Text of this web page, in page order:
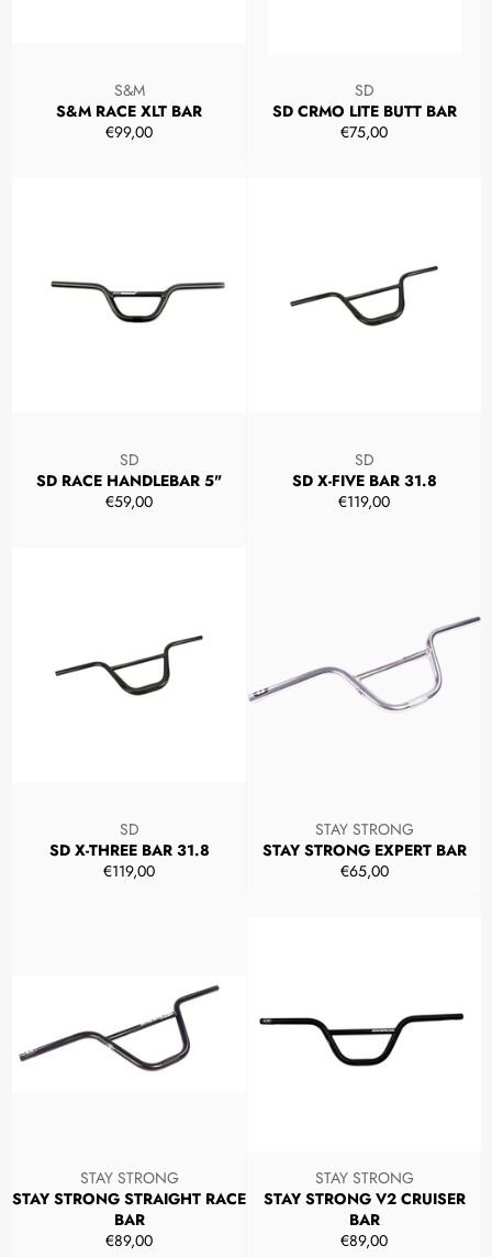
S&M
S&M RACE XLT BAR
Prezzo
€99,00
SD
SD CRMO LITE BUTT BAR
Prezzo
€75,00
SD
SD RACE HANDLEBAR 5"
Prezzo
€59,00
SD
SD X-FIVE BAR 31.8
Prezzo
€119,00
SD
SD X-THREE BAR 31.8
Prezzo
€119,00
STAY STRONG
STAY STRONG EXPERT BAR
Prezzo
€65,00
STAY STRONG
STAY STRONG STRAIGHT RACE
BAR
Prezzo
€89,00
STAY STRONG
STAY STRONG V2 CRUISER
BAR
Prezzo
€89,00